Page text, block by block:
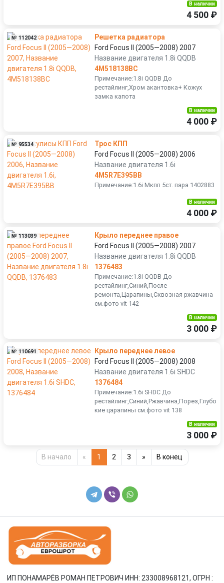
В наличии
4 500 ₽
№ 112042
Решетка радиатора
Ford Focus II (2005—2008) 2007
Название двигателя 1.8i QQDB
4M518138BC
Примечание:1.8i QQDB До
рестайлинг,Хром акантовка+ Кожух
замка капота
В наличии
4 000 ₽
№ 95534
Трос КПП
Ford Focus II (2005—2008) 2006
Название двигателя 1.6i
4M5R7E395BB
Примечание:1.6i Мкпп 5ст. пара 1402883
В наличии
4 000 ₽
№ 113039
Крыло переднее правое
Ford Focus II (2005—2008) 2007
Название двигателя 1.8i QQDB
1376483
Примечание:1.8i QQDB До
рестайлинг,Синий,После
ремонта,Царапины,Сквозная ржавчина
см.фото vit 142
В наличии
3 000 ₽
№ 110691
Крыло переднее левое
Ford Focus II (2005—2008) 2008
Название двигателя 1.6i SHDC
1376484
Примечание:1.6i SHDC До
рестайлинг,Синий,Ржавчина,Порез,Глубо
кие царапины см.фото vit 138
В наличии
3 000 ₽
В начало « 1 2 3 » В конец
ИП ПОНАМАРЁВ РОМАН ПЕТРОВИЧ ИНН: 233008968121, ОГРН :